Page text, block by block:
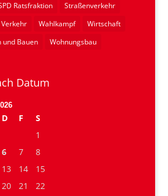
Ratsfraktion
Straßenverkehr
Verkehr Wahlkampf
Wirtschaft
und Bauen Wohnungsbau
Datum
D F
S
1
6 7
8
13 14
15
20 21
22